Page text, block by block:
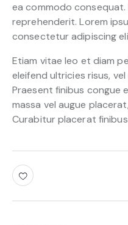
ea commodo
reprehenderit. Lorem
consectetur adipiscing
Etiam vitae leo et diam
eleifend ultricies risus,
Praesent finibus congue
massa vel augue
Curabitur placerat